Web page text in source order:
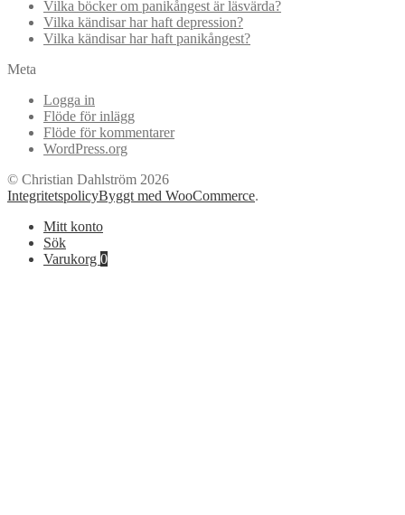
Vilka böcker om panikångest är läsvärda?
Vilka kändisar har haft depression?
Vilka kändisar har haft panikångest?
Meta
Logga in
Flöde för inlägg
Flöde för kommentarer
WordPress.org
© Christian Dahlström 2026
IntegritetspolicyByggt med WooCommerce.
Mitt konto
Sök
Varukorg 0